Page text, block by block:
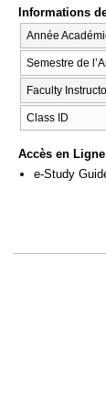
Informations
Année
Semestre de
Faculty
Class ID
Accès en Ligne
e-Study